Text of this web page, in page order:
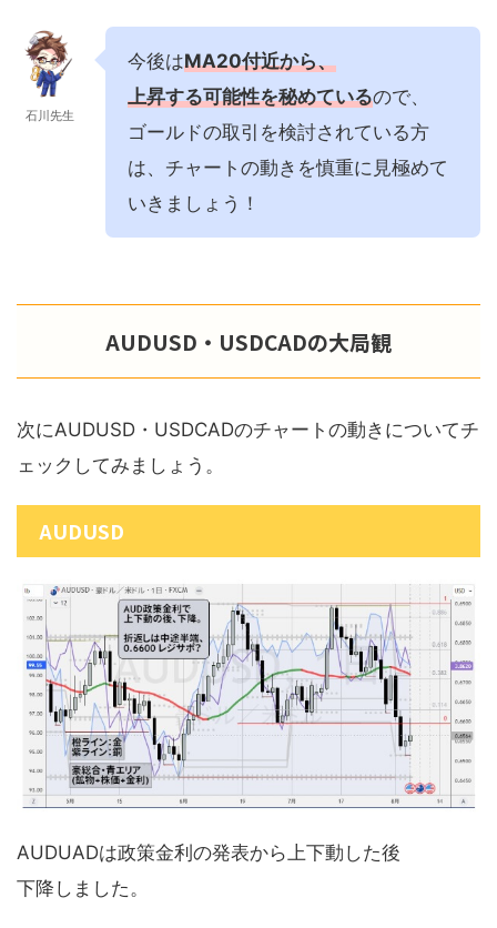
石川先生
今後はMA20付近から、
上昇する可能性を秘めているので、
ゴールドの取引を検討されている方
は、チャートの動きを慎重に見極めて
いきましょう！
AUDUSD・USDCADの大局観
次にAUDUSD・USDCADのチャートの動きについてチ
ェックしてみましょう。
AUDUSD
AUDUADは政策金利の発表から上下動した後
下降しました。